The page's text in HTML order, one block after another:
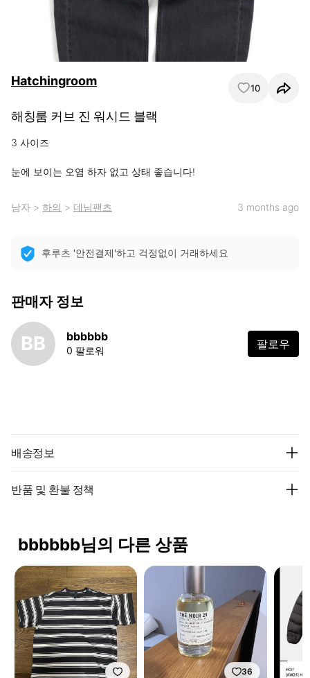
Hatchingroom 10
해칭룸 커브 진 워시드 블랙
3 사이즈
눈에 보이는 오염 하자 없고 상태 좋습니다!
남자 > 하의 > 데님팬츠 3 months ago
후루츠 '안전결제'하고 걱정없이 거래하세요
판매자 정보
BB bbbbbb
0 팔로워 팔로우
배송정보
반품 및 환불 정책
bbbbbb님의 다른 상품
36